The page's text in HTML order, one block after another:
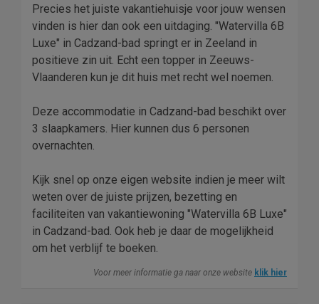
Precies het juiste vakantiehuisje voor jouw wensen
vinden is hier dan ook een uitdaging. "Watervilla 6B
Luxe" in Cadzand-bad springt er in Zeeland in
positieve zin uit. Echt een topper in Zeeuws-
Vlaanderen kun je dit huis met recht wel noemen.
Deze accommodatie in Cadzand-bad beschikt over
3 slaapkamers. Hier kunnen dus 6 personen
overnachten.
Kijk snel op onze eigen website indien je meer wilt
weten over de juiste prijzen, bezetting en
faciliteiten van vakantiewoning "Watervilla 6B Luxe"
in Cadzand-bad. Ook heb je daar de mogelijkheid
om het verblijf te boeken.
Voor meer informatie ga naar onze website klik hier